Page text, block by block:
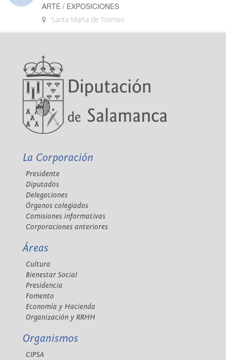
ARTE / EXPOSICIONES
Santa Marta de Tormes
La Corporación
Presidente
Diputados
Delegaciones
Órganos colegiados
Comisiones informativas
Corporaciones anteriores
Áreas
Cultura
Bienestar Social
Presidencia
Fomento
Economía y Hacienda
Organización y RRHH
Organismos
CIPSA